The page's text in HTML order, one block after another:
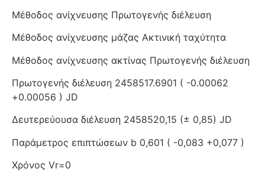
Μέθοδος ανίχνευσης Πρωτογενής διέλευση
Μέθοδος ανίχνευσης μάζας Ακτινική ταχύτητα
Μέθοδος ανίχνευσης ακτίνας Πρωτογενής διέλευση
Πρωτογενής διέλευση 2458517.6901 ( -0.00062
+0.00056 ) JD
Δευτερεύουσα διέλευση 2458520,15 (± 0,85) JD
Παράμετρος επιπτώσεων b 0,601 ( -0,083 +0,077 )
Χρόνος Vr=0